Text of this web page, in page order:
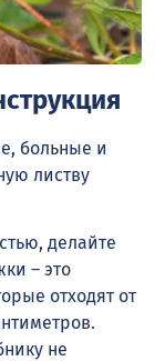
больные и
листву
делайте
– это
отходят от
не